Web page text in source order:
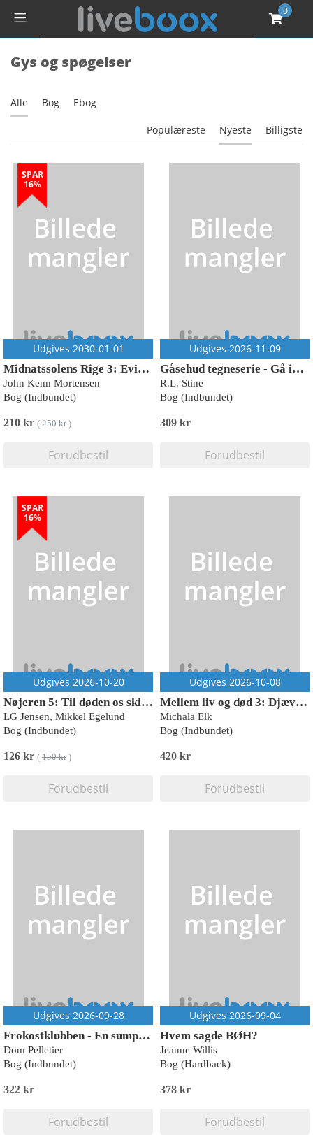
0
Gys og spøgelser
Alle Bog Ebog
Populæreste Nyeste Billigste
SPAR
16%
Udgives 2030-01-01
Midnatssolens Rige 3: Evighedens kant
John Kenn Mortensen
Bog (Indbundet)
210 kr ( 250 kr)
Forudbestil
Udgives 2026-11-09
Gåsehud tegneserie - Gå ikke ned i kælderen
R.L. Stine
Bog (Indbundet)
309 kr
Forudbestil
SPAR
16%
Udgives 2026-10-20
Nøjeren 5: Til døden os skiller
LG Jensen, Mikkel Egelund
Bog (Indbundet)
126 kr ( 150 kr)
Forudbestil
Udgives 2026-10-08
Mellem liv og død 3: Djævlen
Michala Elk
Bog (Indbundet)
420 kr
Forudbestil
Udgives 2026-09-28
Frokostklubben - En sumpet ting
Dom Pelletier
Bog (Indbundet)
322 kr
Forudbestil
Udgives 2026-09-04
Hvem sagde BØH?
Jeanne Willis
Bog (Hardback)
378 kr
Forudbestil